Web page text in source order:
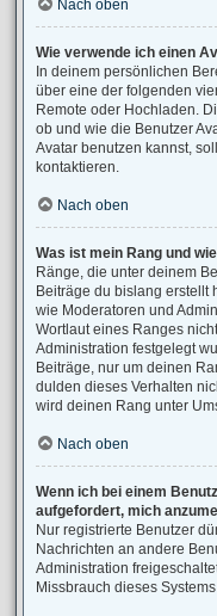
Nach oben
Wie verwende ich einen
In deinem persönlichen
über eine der folgenden
Remote oder Hochladen.
ob und wie die Benutzer
Avatar benutzen kannst,
kontaktieren.
Nach oben
Was ist mein Rang und
Ränge, die unter deinem
Beiträge du bislang erstellt
wie Moderatoren und
Wortlaut eines Ranges
Administration festgelegt
Beiträge, nur um deinen
dulden dieses Verhalten
wird deinen Rang unter
Nach oben
Wenn ich bei einem
aufgefordert, mich
Nur registrierte Benutzer
Nachrichten an andere
Administration
Missbrauch dieses